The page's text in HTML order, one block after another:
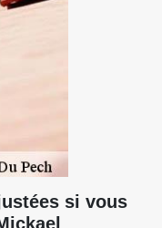
si vous